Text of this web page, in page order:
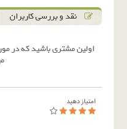
نقد و بررسی کاربران
اولین مشتری باشید که در
امتیاز دهید